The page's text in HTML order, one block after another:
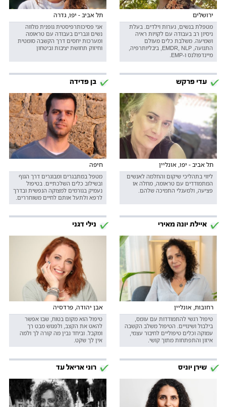
ירושלים
מטפלת בנשים, נערות וילדים. בעלת
ניסיון רב בעבודה עם לקויות ראיה
ושמיעה. משלבת כלים מעולם
התנועה, EMDR, NLP, ביבליותרפיה,
מיינדפולנס ו-EMP.
תל אביב - יפו, גדרה
אני פסיכותרפיסטית גופנית מלווה
נשים וגברים בעבודה עם טראומה
ומערכות יחסים דרך הקשבה סומטית
וחיזוק תחושת יציבות וביטחון
עדי פרקש
תל אביב - יפו, אונליין
ליווי בתהליכי שיקום והחלמה לאנשים
המתמודדים עם טראומה, מחלה או
פציעה, ולמעגלי התמיכה שלהם.
בן פדידה
חיפה
מטפל במתבגרים ומבוגרים דרך הגוף
ובשילוב כלים השלכתיים. בטיפול
נעמיק בגורמים למצוקה הנפשית ובדרך
לרפא ולתעל אותם לחיים משוחררים.
איילת יונה מאירי
רחובות, אונליין
טיפול רגשי להתמודדות עם עומס,
בילבול ושינויים. הטיפול משלב הקשבה
עמוקה וכלים טיפוליים לחיבור עצמי,
איזון והתפתחות מתוך קושי.
נילי דגני
אבן יהודה, פרדסיה
טיפול הוא מקום בטוח, שבו אפשר
להאט את הקצב, ולפגוש מבט רך
ומקבל. וביחד נבין מה קורה לך ולמה
אין לך שקט.
שירן יוניס רוני אריאל עד